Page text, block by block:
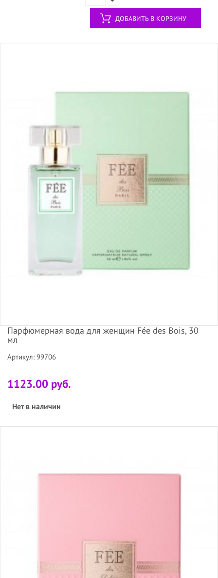
ДОБАВИТЬ В КОРЗИНУ
Парфюмерная вода для женщин Fée des Bois, 30
мл
Артикул: 99706
1123.00 руб.
Нет в наличии